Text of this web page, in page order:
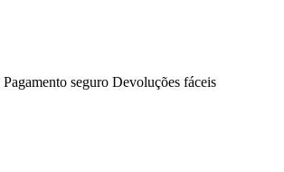
Pagamento seguro Devoluções fáceis